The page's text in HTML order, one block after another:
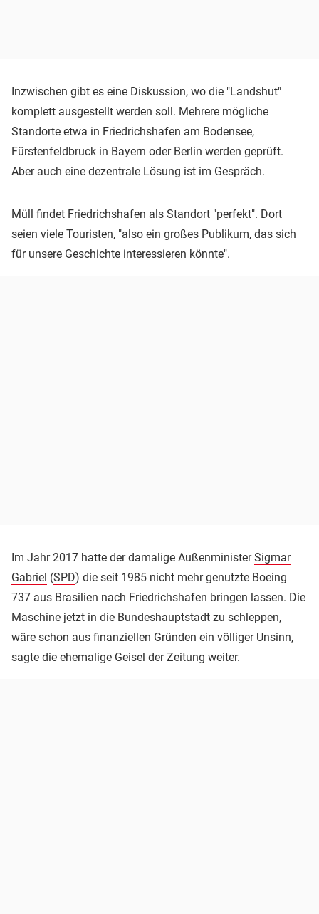
Inzwischen gibt es eine Diskussion, wo die "Landshut"
komplett ausgestellt werden soll. Mehrere mögliche
Standorte etwa in Friedrichshafen am Bodensee,
Fürstenfeldbruck in Bayern oder Berlin werden geprüft.
Aber auch eine dezentrale Lösung ist im Gespräch.
Müll findet Friedrichshafen als Standort "perfekt". Dort
seien viele Touristen, "also ein großes Publikum, das sich
für unsere Geschichte interessieren könnte".
Im Jahr 2017 hatte der damalige AußenministerSigmar
Gabriel (SPD) die seit 1985 nicht mehr genutzte Boeing
737 aus Brasilien nach Friedrichshafen bringen lassen. Die
Maschine jetzt in die Bundeshauptstadt zu schleppen,
wäre schon aus finanziellen Gründen ein völliger Unsinn,
sagte die ehemalige Geisel der Zeitung weiter.